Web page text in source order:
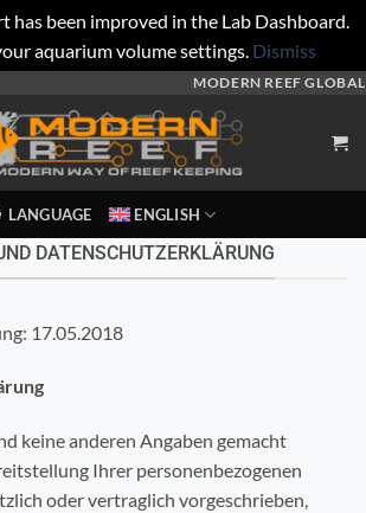
has been improved in the Lab Dashboard.
aquarium volume settings. Dismiss
MODERN REEF GLOBAL
LANGUAGE ENGLISH
DATENSCHUTZERKLÄRUNG
17.05.2018
keine anderen Angaben gemacht
Ihrer personenbezogenen
oder vertraglich vorgeschrieben,